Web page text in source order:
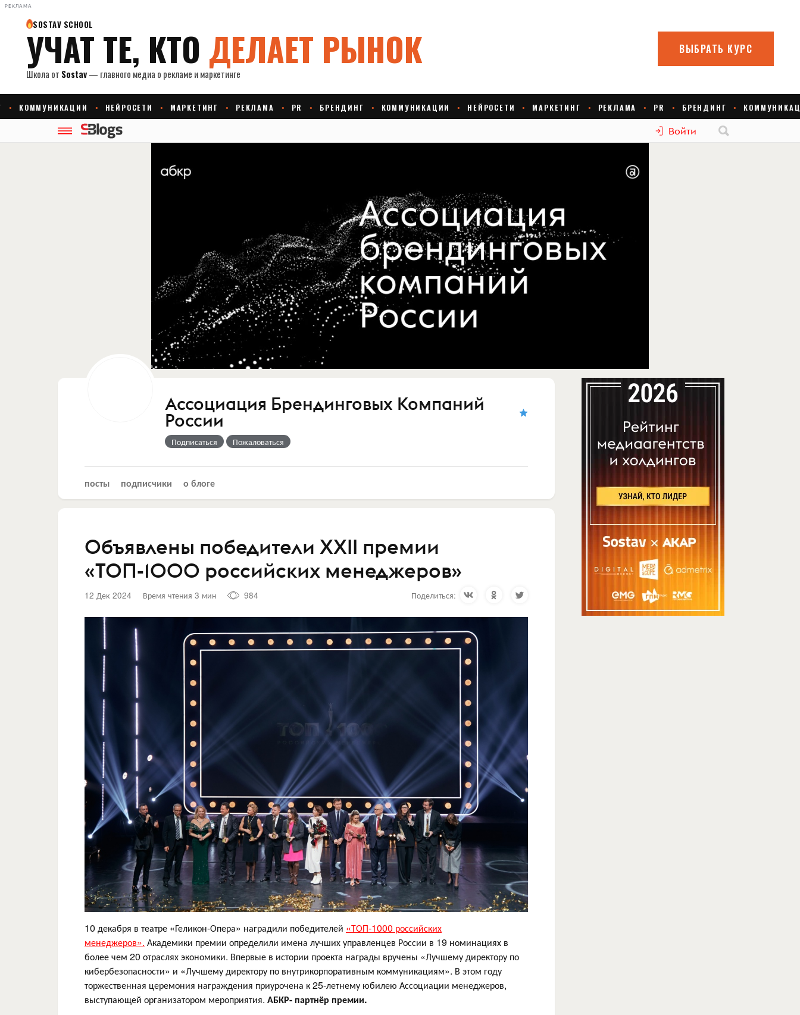
РЕКЛАМА
Войти
Ассоциация Брендинговых Компаний
России
Подписаться Пожаловаться
посты подписчики о блоге
Объявлены победители XXII премии
«ТОП-1000 российских менеджеров»
12 Дек 2024 Время чтения 3 мин 984 Поделиться:
10 декабря в театре «Геликон-Опера» наградили победителей «ТОП-1000 российских
менеджеров». Академики премии определили имена лучших управленцев России в 19 номинациях в
более чем 20 отраслях экономики. Впервые в истории проекта награды вручены «Лучшему директору по
кибербезопасности» и «Лучшему директору по внутрикорпоративным коммуникациям». В этом году
торжественная церемония награждения приурочена к 25-летнему юбилею Ассоциации менеджеров,
выступающей организатором мероприятия. АБКР- партнёр премии.